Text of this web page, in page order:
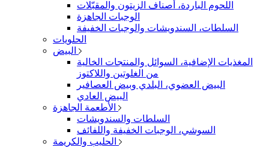
اللحوم الباردة، أصناف الزيتون والمقبّلات
الوجبات الجاهزة
السلطات، السندويشات والوجبات الخفيفة
الحلويات
المغذيات الإضافية، السوائل والمنتجات الخالية
من الغلوتين واللاكتوز
البيض العضوي، البلدي وبيض العصافير
البيض العادي
السلطات والسندويشات
السوشي، الوجبات الخفيفة واللفائف